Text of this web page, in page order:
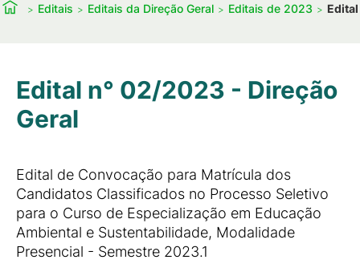
Editais Editais da Direção Geral Editais de 2023
Edital n° 02/2023 - Direção
Geral
Edital de Convocação para Matrícula dos
Candidatos Classificados no Processo Seletivo
para o Curso de Especialização em Educação
Ambiental e Sustentabilidade, Modalidade
Presencial - Semestre 2023.1